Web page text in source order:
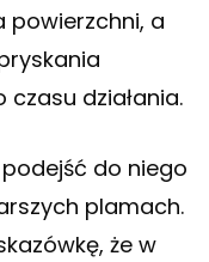
powierzchni, a
działania.
do niego
plamach.
że w